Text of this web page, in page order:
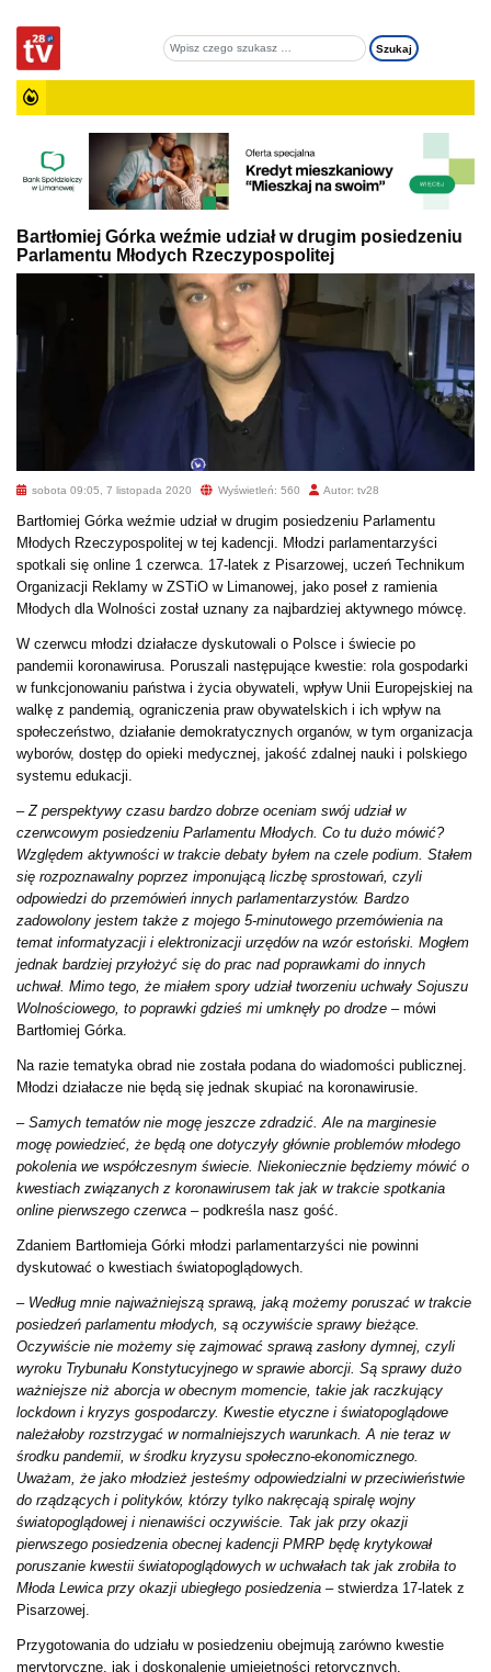
Bartłomiej Górka weźmie udział w drugim posiedzeniu
Parlamentu Młodych Rzeczypospolitej
sobota 09:05, 7 listopada 2020 Wyświetleń: 560 Autor: tv28
Bartłomiej Górka weźmie udział w drugim posiedzeniu Parlamentu
Młodych Rzeczypospolitej w tej kadencji. Młodzi parlamentarzyści
spotkali się online 1 czerwca. 17-latek z Pisarzowej, uczeń Technikum
Organizacji Reklamy w ZSTiO w Limanowej, jako poseł z ramienia
Młodych dla Wolności został uznany za najbardziej aktywnego mówcę.
W czerwcu młodzi działacze dyskutowali o Polsce i świecie po
pandemii koronawirusa. Poruszali następujące kwestie: rola gospodarki
w funkcjonowaniu państwa i życia obywateli, wpływ Unii Europejskiej na
walkę z pandemią, ograniczenia praw obywatelskich i ich wpływ na
społeczeństwo, działanie demokratycznych organów, w tym organizacja
wyborów, dostęp do opieki medycznej, jakość zdalnej nauki i polskiego
systemu edukacji.
– Z perspektywy czasu bardzo dobrze oceniam swój udział w
czerwcowym posiedzeniu Parlamentu Młodych. Co tu dużo mówić?
Względem aktywności w trakcie debaty byłem na czele podium. Stałem
się rozpoznawalny poprzez imponującą liczbę sprostowań, czyli
odpowiedzi do przemówień innych parlamentarzystów. Bardzo
zadowolony jestem także z mojego 5-minutowego przemówienia na
temat informatyzacji i elektronizacji urzędów na wzór estoński. Mogłem
jednak bardziej przyłożyć się do prac nad poprawkami do innych
uchwał. Mimo tego, że miałem spory udział tworzeniu uchwały Sojuszu
Wolnościowego, to poprawki gdzieś mi umknęły po drodze – mówi
Bartłomiej Górka.
Na razie tematyka obrad nie została podana do wiadomości publicznej.
Młodzi działacze nie będą się jednak skupiać na koronawirusie.
– Samych tematów nie mogę jeszcze zdradzić. Ale na marginesie
mogę powiedzieć, że będą one dotyczyły głównie problemów młodego
pokolenia we współczesnym świecie. Niekoniecznie będziemy mówić o
kwestiach związanych z koronawirusem tak jak w trakcie spotkania
online pierwszego czerwca – podkreśla nasz gość.
Zdaniem Bartłomieja Górki młodzi parlamentarzyści nie powinni
dyskutować o kwestiach światopoglądowych.
– Według mnie najważniejszą sprawą, jaką możemy poruszać w trakcie
posiedzeń parlamentu młodych, są oczywiście sprawy bieżące.
Oczywiście nie możemy się zajmować sprawą zasłony dymnej, czyli
wyroku Trybunału Konstytucyjnego w sprawie aborcji. Są sprawy dużo
ważniejsze niż aborcja w obecnym momencie, takie jak raczkujący
lockdown i kryzys gospodarczy. Kwestie etyczne i światopoglądowe
należałoby rozstrzygać w normalniejszych warunkach. A nie teraz w
środku pandemii, w środku kryzysu społeczno-ekonomicznego.
Uważam, że jako młodzież jesteśmy odpowiedzialni w przeciwieństwie
do rządzących i polityków, którzy tylko nakręcają spiralę wojny
światopoglądowej i nienawiści oczywiście. Tak jak przy okazji
pierwszego posiedzenia obecnej kadencji PMRP będę krytykował
poruszanie kwestii światopoglądowych w uchwałach tak jak zrobiła to
Młoda Lewica przy okazji ubiegłego posiedzenia – stwierdza 17-latek z
Pisarzowej.
Przygotowania do udziału w posiedzeniu obejmują zarówno kwestie
merytoryczne, jak i doskonalenie umiejętności retorycznych.